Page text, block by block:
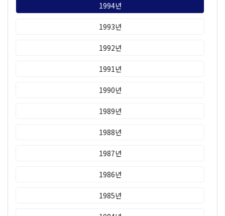
1994년
1993년
1992년
1991년
1990년
1989년
1988년
1987년
1986년
1985년